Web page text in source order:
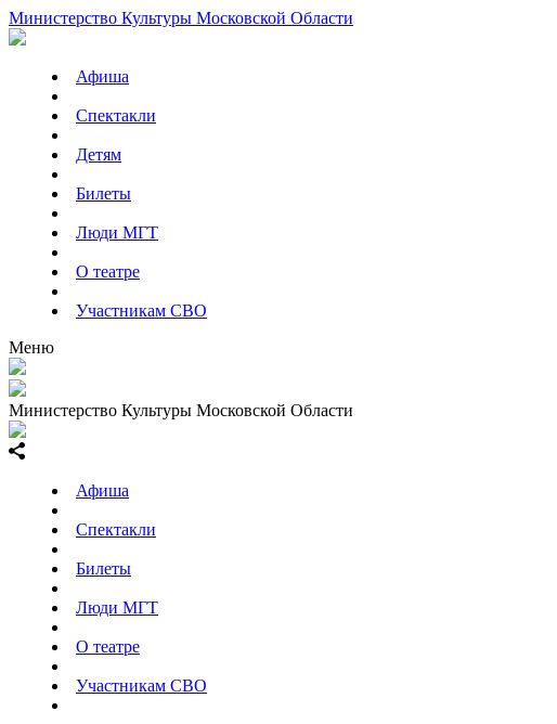
Министерство Культуры Московской Области
Афиша
Спектакли
Детям
Билеты
Люди МГТ
О театре
Участникам СВО
Меню
Министерство Культуры Московской Области
Афиша
Спектакли
Билеты
Люди МГТ
О театре
Участникам СВО